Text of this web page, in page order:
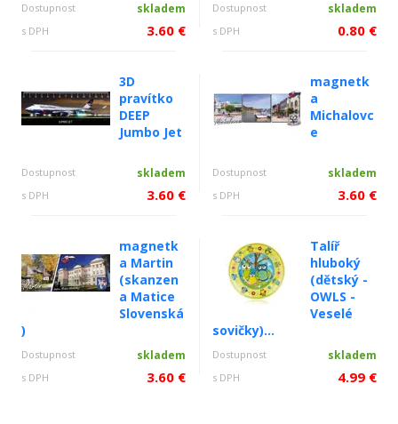
Dostupnost skladem
s DPH 3.60 €
Dostupnost skladem
s DPH 0.80 €
3D
pravítko
DEEP
Jumbo Jet
Dostupnost skladem
s DPH 3.60 €
magnetk
a
Michalovc
e
Dostupnost skladem
s DPH 3.60 €
magnetk
a Martin
(skanzen
a Matice
Slovenská
)
Dostupnost skladem
s DPH 3.60 €
Talíř
hluboký
(dětský -
OWLS -
Veselé
sovičky)...
Dostupnost skladem
s DPH 4.99 €